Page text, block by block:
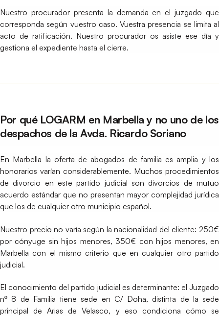
Nuestro procurador presenta la demanda en el juzgado que
corresponda según vuestro caso. Vuestra presencia se limita al
acto de ratificación. Nuestro procurador os asiste ese día y
gestiona el expediente hasta el cierre.
Por qué LOGARM en Marbella y no uno de los
despachos de la Avda. Ricardo Soriano
En Marbella la oferta de abogados de familia es amplia y los
honorarios varían considerablemente. Muchos procedimientos
de divorcio en este partido judicial son divorcios de mutuo
acuerdo estándar que no presentan mayor complejidad jurídica
que los de cualquier otro municipio español.
Nuestro precio no varía según la nacionalidad del cliente: 250€
por cónyuge sin hijos menores, 350€ con hijos menores, en
Marbella con el mismo criterio que en cualquier otro partido
judicial.
El conocimiento del partido judicial es determinante: el Juzgado
nº 8 de Familia tiene sede en C/ Doha, distinta de la sede
principal de Arias de Velasco, y eso condiciona cómo se